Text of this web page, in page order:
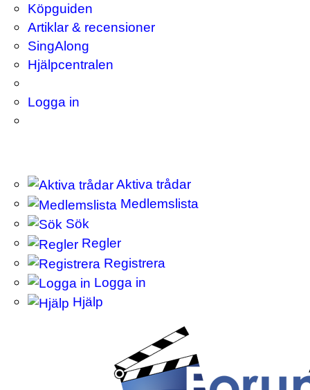
Köpguiden
Artiklar & recensioner
SingAlong
Hjälpcentralen
Logga in
Aktiva trådar
Medlemslista
Sök
Regler
Registrera
Logga in
Hjälp